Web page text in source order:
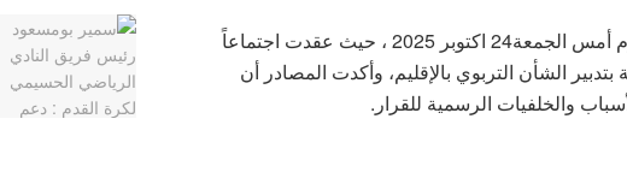
القرار جاء بعد زيارة لجنة وزارية مركزية للمديرية الإقليمية يوم أمس الجمعة24 اكتوبر 2025 ، حيث عقدت اجتماعاً
الشأن التربوي بالإقليم، وأكدت المصادر أن
والخلفيات الرسمية للقرار.